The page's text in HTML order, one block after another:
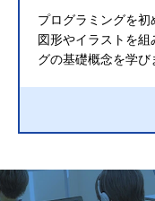
プログラミングを初
図形やイラストを
グの基礎概念を学び